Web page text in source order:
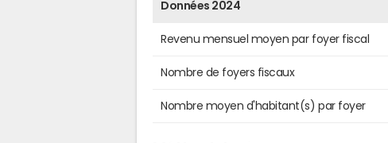
Données 2024
Revenu mensuel moyen par foyer fiscal
Nombre de foyers fiscaux
Nombre moyen d'habitant(s) par foyer